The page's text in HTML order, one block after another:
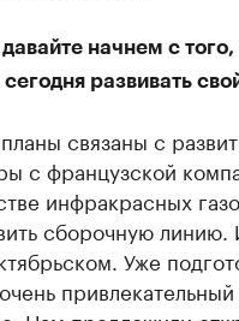
начнем с
развивать
связаны с
с французской
инфракрасных
сборочную линию.
Уже